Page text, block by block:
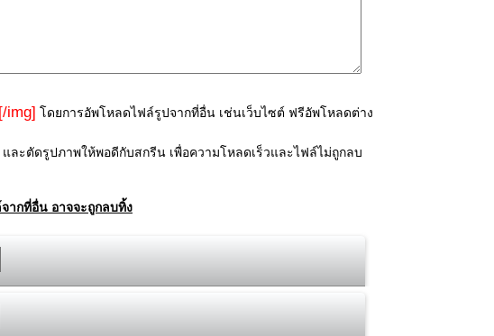
img] โดยการอัพโหลดไฟล์รูปจากที่อื่น เช่นเว็บไซต์ ฟรีอัพโหลดต่าง
ละตัดรูปภาพให้พอดีกับสกรีน เพื่อความโหลดเร็วและไฟล์ไม่ถูกลบ
ากที่อื่น อาจจะถูกลบทิ้ง